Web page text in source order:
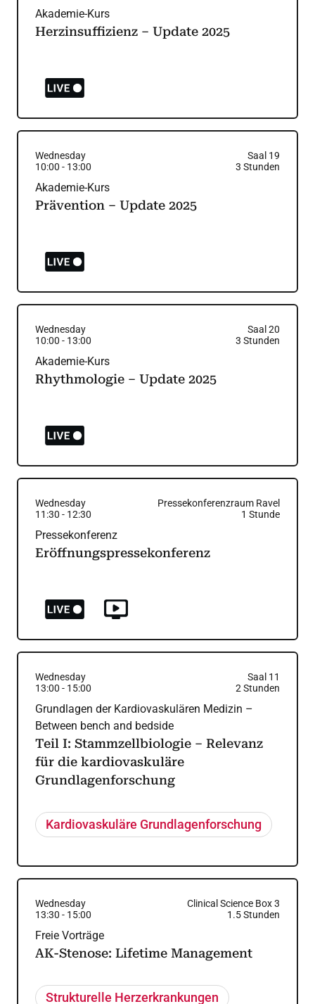
Akademie-Kurs
Herzinsuffizienz – Update 2025
Wednesday
Saal 19
10:00 - 13:00 3 Stunden
Akademie-Kurs
Prävention – Update 2025
Wednesday
Saal 20
10:00 - 13:00 3 Stunden
Akademie-Kurs
Rhythmologie – Update 2025
Wednesday
Pressekonferenzraum Ravel
11:30 - 12:30 1 Stunde
Pressekonferenz
Eröffnungspressekonferenz
Wednesday
Saal 11
13:00 - 15:00 2 Stunden
Grundlagen der Kardiovaskulären Medizin –
Between bench and bedside
Teil I: Stammzellbiologie – Relevanz
für die kardiovaskuläre
Grundlagenforschung
Kardiovaskuläre Grundlagenforschung
Wednesday
Clinical Science Box 3
13:30 - 15:00 1.5Stunden
Freie Vorträge
AK-Stenose: Lifetime Management
Strukturelle Herzerkrankungen